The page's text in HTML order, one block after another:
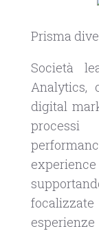
Prisma
Società
Analytics,
digital